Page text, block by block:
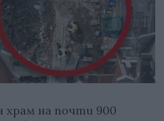
храм на почти 900